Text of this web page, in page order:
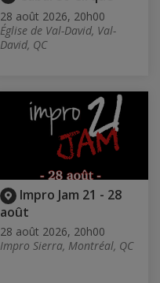
28 août 2026, 20h00
Église de Val-David, Val-
David, QC
Impro Jam 21 - 28
août
28 août 2026, 20h00
Impro Sierra, Montréal, QC